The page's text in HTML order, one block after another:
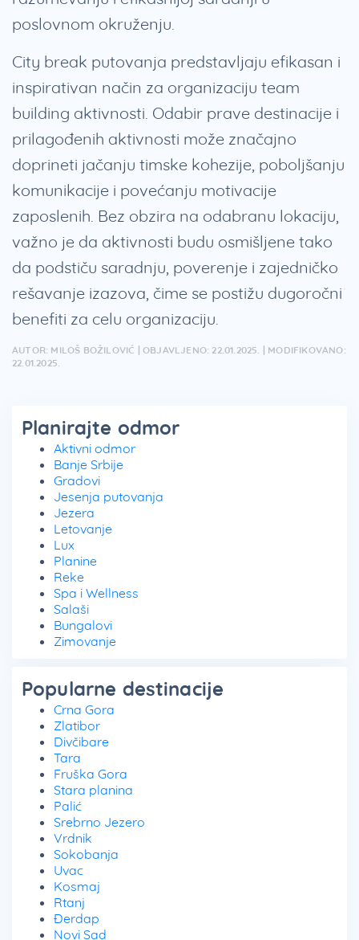
poslovnom okruženju.
City break putovanja predstavljaju efikasan i
inspirativan način za organizaciju team
building aktivnosti. Odabir prave destinacije i
prilagođenih aktivnosti može značajno
doprineti jačanju timske kohezije, poboljšanju
komunikacije i povećanju motivacije
zaposlenih. Bez obzira na odabranu lokaciju,
važno je da aktivnosti budu osmišljene tako
da podstiču saradnju, poverenje i zajedničko
rešavanje izazova, čime se postižu dugoročni
benefiti za celu organizaciju.
AUTOR: MILOŠ BOŽILOVIĆ | OBJAVLJENO: 22.01.2025. | MODIFIKOVANO:
22.01.2025.
Planirajte odmor
Aktivni odmor
Banje Srbije
Gradovi
Jesenja putovanja
Jezera
Letovanje
Lux
Planine
Reke
Spa i Wellness
Salaši
Bungalovi
Zimovanje
Popularne destinacije
Crna Gora
Zlatibor
Divčibare
Tara
Fruška Gora
Stara planina
Palić
Srebrno Jezero
Vrdnik
Sokobanja
Uvac
Kosmaj
Rtanj
Đerdap
Novi Sad